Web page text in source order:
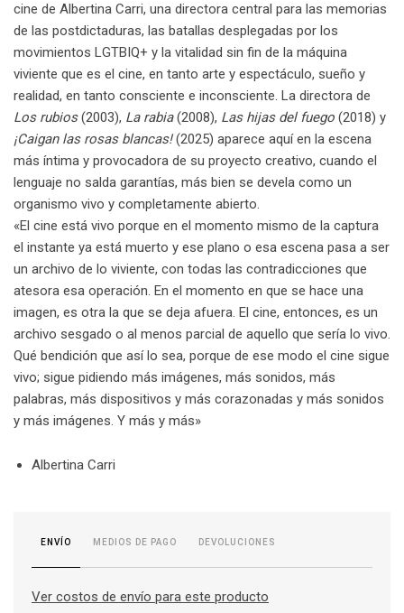
cine de Albertina Carri, una directora central para las memorias
de las postdictaduras, las batallas desplegadas por los
movimientos LGTBIQ+ y la vitalidad sin fin de la máquina
viviente que es el cine, en tanto arte y espectáculo, sueño y
realidad, en tanto consciente e inconsciente. La directora de
Los rubios(2003), La rabia(2008), Las hijas del fuego (2018) y
¡Caigan las rosas blancas!(2025) aparece aquí en la escena
más íntima y provocadora de su proyecto creativo, cuando el
lenguaje no salda garantías, más bien se devela como un
organismo vivo y completamente abierto.
«El cine está vivo porque en el momento mismo de la captura
el instante ya está muerto y ese plano o esa escena pasa a ser
un archivo de lo viviente, con todas las contradicciones que
atesora esa operación. En el momento en que se hace una
imagen, es otra la que se deja afuera. El cine, entonces, es un
archivo sesgado o al menos parcial de aquello que sería lo vivo.
Qué bendición que así lo sea, porque de ese modo el cine sigue
vivo; sigue pidiendo más imágenes, más sonidos, más
palabras, más dispositivos y más corazonadas y más sonidos
y más imágenes. Y más y más»
Albertina Carri
ENVÍO MEDIOS DE PAGO DEVOLUCIONES
Ver costos de envío para este producto